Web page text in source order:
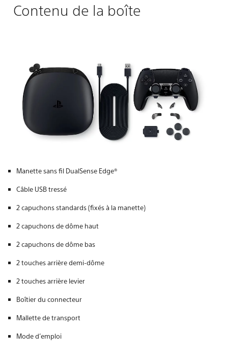
Contenu de la boîte
Manette sans fil DualSense Edge®
Câble USB tressé
2 capuchons standards (fixés à la manette)
2 capuchons de dôme haut
2 capuchons de dôme bas
2 touches arrière demi-dôme
2 touches arrière levier
Boîtier du connecteur
Mallette de transport
Mode d’emploi